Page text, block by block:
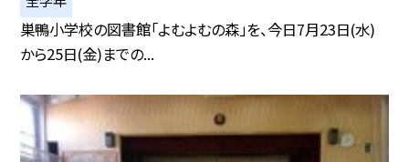
巣鴨小学校の図書館「よむよむの森」を、今日7月23日(水)
から25日(金)までの...